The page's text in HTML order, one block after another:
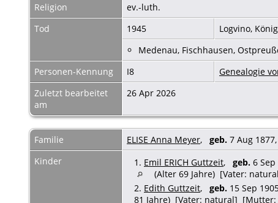
Religion
ev.-luth.
Tod
1945
Logvino,
Medenau, Fischhausen,
Personen-Kennung
I8
Genealogie
Zuletzt bearbeitet
am
26 Apr 2026
Familie ELISE Anna Meyer, geb. 7 Aug
Kinder
1. Emil ERICH Guttzeit, geb. 6
(Alter 69 Jahre) [Vater:
2. Edith Guttzeit, geb. 15 Sep
81 Jahre) [Vater: natural]